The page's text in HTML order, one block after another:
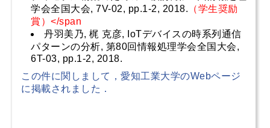
学会全国大会, 7V-02, pp.1-2, 2018. （学生奨励
賞）</span
丹羽美乃, 梶 克彦, IoTデバイスの時系列通信
パターンの分析, 第80回情報処理学会全国大会,
6T-03, pp.1-2, 2018.
この件に関しまして，愛知工業大学のWebページ
に掲載されました．